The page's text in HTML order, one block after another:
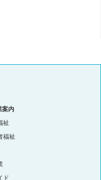
案内
祉
福祉
ド